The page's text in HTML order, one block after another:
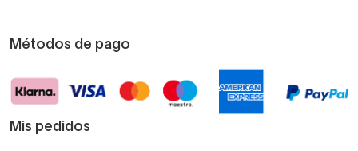
Métodos de pago
Mis pedidos